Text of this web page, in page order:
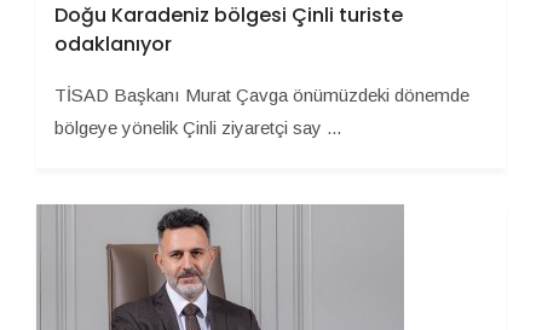
Doğu Karadeniz bölgesi Çinli turiste
odaklanıyor
TİSAD Başkanı Murat Çavga önümüzdeki dönemde
bölgeye yönelik Çinli ziyaretçi say ...